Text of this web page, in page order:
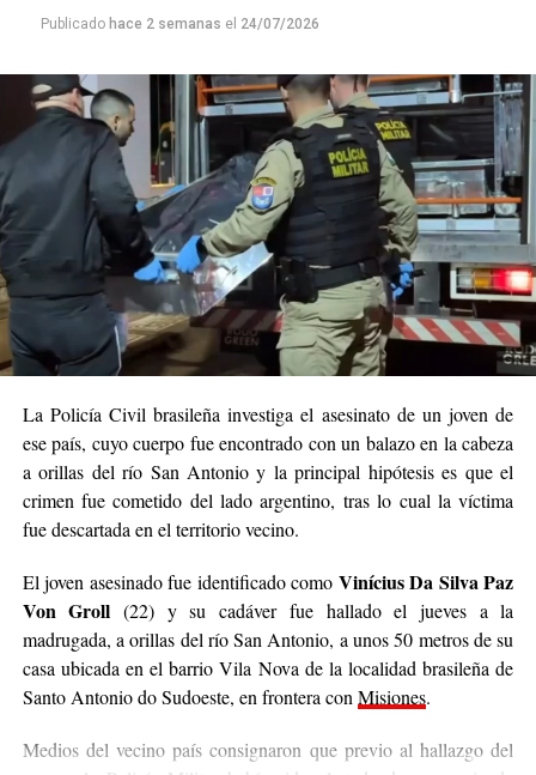
Publicado hace 2 semanas el 24/07/2026
La Policía Civil brasileña investiga el asesinato de un joven de
ese país, cuyo cuerpo fue encontrado con un balazo en la cabeza
a orillas del río San Antonio y la principal hipótesis es que el
crimen fue cometido del lado argentino, tras lo cual la víctima
fue descartada en el territorio vecino.
El joven asesinado fue identificado como Vinícius Da Silva Paz
Von Groll (22) y su cadáver fue hallado el jueves a la
madrugada, a orillas del río San Antonio, a unos 50 metros de su
casa ubicada en el barrio Vila Nova de la localidad brasileña de
Santo Antonio do Sudoeste, en frontera con Misiones.
Medios del vecino país consignaron que previo al hallazgo del